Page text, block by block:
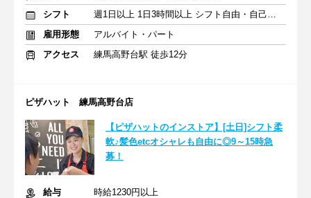
シフト
週1日以上 1日3時間以上 シフト自由・自己申告
雇用形態
アルバイト・パート
アクセス
練馬高野台駅 徒歩12分
ピザハット 練馬高野台店
【ピザハットのインストア】[土日]シフト柔
軟♪髪色etcオシャレも自由に◎9～15時急
募！
給与
時給1230円以上